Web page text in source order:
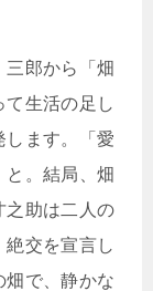
郎から「畑
生活の足し
します。「愛
。結局、畑
之助は二人の
交を宣言し
畑で、静かな